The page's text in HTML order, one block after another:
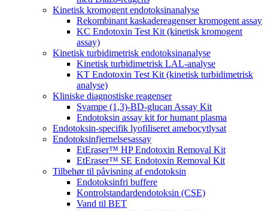
Kinetisk kromogent endotoksinanalyse
Rekombinant kaskadereagenser kromogent assay
KC Endotoxin Test Kit (kinetisk kromogent
assay)
Kinetisk turbidimetrisk endotoksinanalyse
Kinetisk turbidimetrisk LAL-analyse
KT Endotoxin Test Kit (kinetisk turbidimetrisk
analyse)
Kliniske diagnostiske reagenser
Svampe (1,3)-BD-glucan Assay Kit
Endotoksin assay kit for humant plasma
Endotoksin-specifik lyofiliseret amebocytlysat
Endotoksinfjernelsesassay
EtEraser™ HP Endotoxin Removal Kit
EtEraser™ SE Endotoxin Removal Kit
Tilbehør til påvisning af endotoksin
Endotoksinfri buffere
Kontrolstandardendotoksin (CSE)
Vand til BET